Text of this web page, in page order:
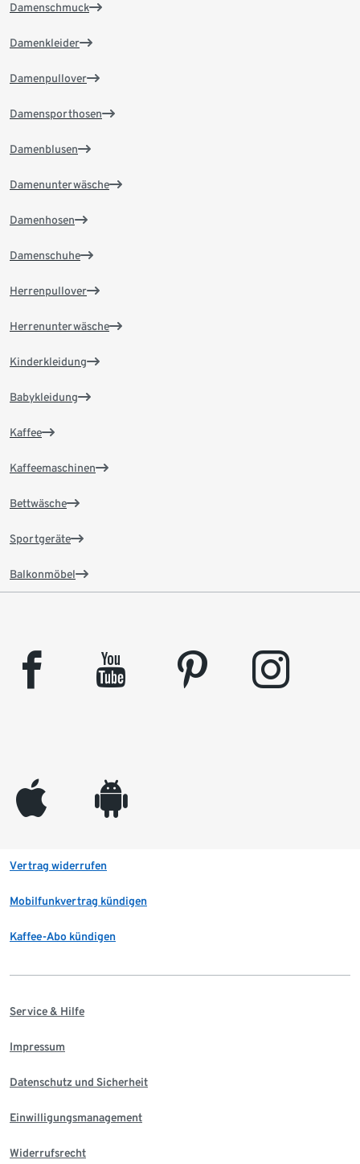
Damenschmuck
Damenkleider
Damenpullover
Damensporthosen
Damenblusen
Damenunterwäsche
Damenhosen
Damenschuhe
Herrenpullover
Herrenunterwäsche
Kinderkleidung
Babykleidung
Kaffee
Kaffeemaschinen
Bettwäsche
Sportgeräte
Balkonmöbel
facebook youtube pinterest instagram
appleinc android
Vertrag widerrufen
Mobilfunkvertrag kündigen
Kaffee-Abo kündigen
Service & Hilfe
Impressum
Datenschutz und Sicherheit
Einwilligungsmanagement
Widerrufsrecht